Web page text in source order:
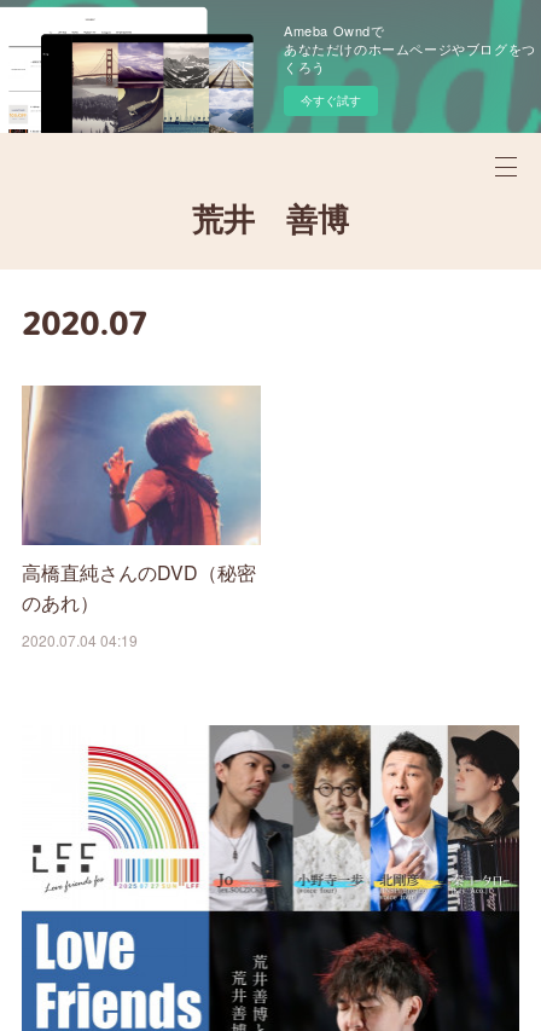
Ameba Owndで
あなただけのホームページやブログをつ
くろう
今すぐ試す
荒井 善博
2020.07
高橋直純さんのDVD（秘密
のあれ）
2020.07.04 04:19